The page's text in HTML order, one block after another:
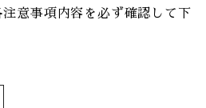
意事項内容を必ず確認して下